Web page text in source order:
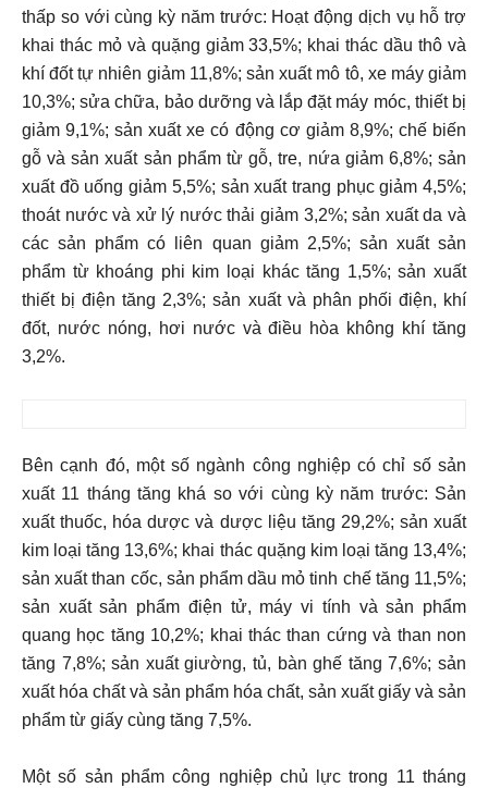
thấp so với cùng kỳ năm trước: Hoạt động dịch vụ hỗ trợ
khai thác mỏ và quặng giảm 33,5%; khai thác dầu thô và
khí đốt tự nhiên giảm 11,8%; sản xuất mô tô, xe máy giảm
10,3%; sửa chữa, bảo dưỡng và lắp đặt máy móc, thiết bị
giảm 9,1%; sản xuất xe có động cơ giảm 8,9%; chế biến
gỗ và sản xuất sản phẩm từ gỗ, tre, nứa giảm 6,8%; sản
xuất đồ uống giảm 5,5%; sản xuất trang phục giảm 4,5%;
thoát nước và xử lý nước thải giảm 3,2%; sản xuất da và
các sản phẩm có liên quan giảm 2,5%; sản xuất sản
phẩm từ khoáng phi kim loại khác tăng 1,5%; sản xuất
thiết bị điện tăng 2,3%; sản xuất và phân phối điện, khí
đốt, nước nóng, hơi nước và điều hòa không khí tăng
3,2%.
Bên cạnh đó, một số ngành công nghiệp có chỉ số sản
xuất 11 tháng tăng khá so với cùng kỳ năm trước: Sản
xuất thuốc, hóa dược và dược liệu tăng 29,2%; sản xuất
kim loại tăng 13,6%; khai thác quặng kim loại tăng 13,4%;
sản xuất than cốc, sản phẩm dầu mỏ tinh chế tăng 11,5%;
sản xuất sản phẩm điện tử, máy vi tính và sản phẩm
quang học tăng 10,2%; khai thác than cứng và than non
tăng 7,8%; sản xuất giường, tủ, bàn ghế tăng 7,6%; sản
xuất hóa chất và sản phẩm hóa chất, sản xuất giấy và sản
phẩm từ giấy cùng tăng 7,5%.
Một số sản phẩm công nghiệp chủ lực trong 11 tháng